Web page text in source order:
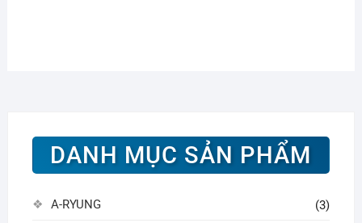
DANH MỤC SẢN PHẨM
A-RYUNG (3)